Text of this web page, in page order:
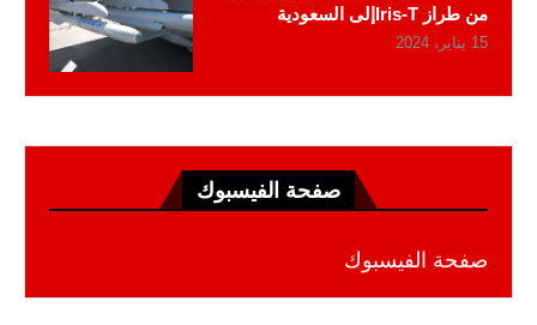
من طراز Iris-Tإلى السعودية
15 يناير، 2024
صفحة الفيسبوك
صفحة الفيسبوك